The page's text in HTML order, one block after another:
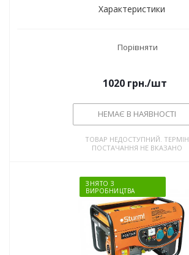
Характеристики
Порівняти
1020 грн./шт
НЕМАЄ В НАЯВНОСТІ
ТОВАР НЕДОСТУПНИЙ. ТЕРМІН
ПОСТАЧАННЯ НЕ ВКАЗАНО
ЗНЯТО З
ВИРОБНИЦТВА